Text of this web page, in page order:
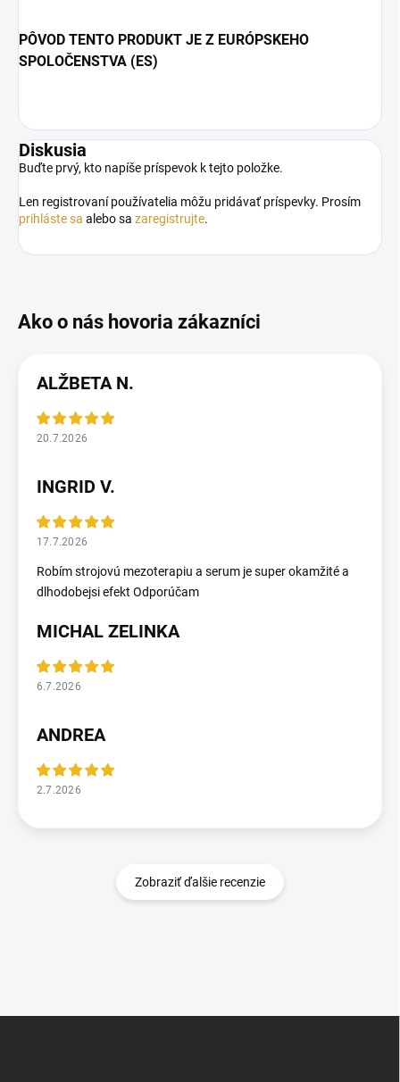
PÔVOD TENTO PRODUKT JE Z EURÓPSKEHO
SPOLOČENSTVA (ES)
Diskusia
Buďte prvý, kto napíše príspevok k tejto položke.
Len registrovaní používatelia môžu pridávať príspevky. Prosím
prihláste sa alebo sa zaregistrujte.
ALŽBETA N.
20.7.2026
INGRID V.
17.7.2026
Robím strojovú mezoterapiu a serum je super okamžité a
dlhodobejsi efekt Odporúčam
MICHAL ZELINKA
6.7.2026
ANDREA
2.7.2026
Zobraziť ďalšie recenzie